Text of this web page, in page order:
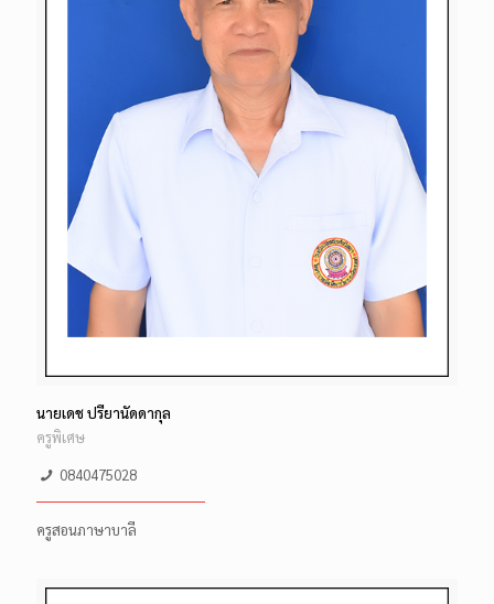
นายเดช ปรียานัดดากุล
ครูพิเศษ
0840475028
ครูสอนภาษาบาลี